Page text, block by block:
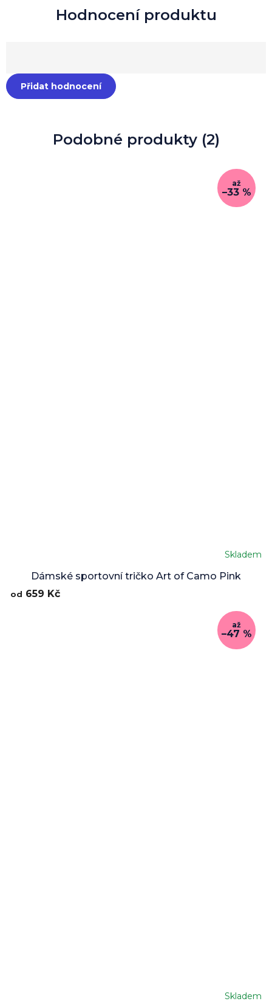
Podobné produkty (2)
až
–33 %
Dámské sportovní tričko Art of Camo Pink
Skladem
od 659 Kč
až
–47 %
Skladem
Přidat hodnocení